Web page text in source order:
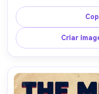
geométricas
chão de tabuleiro de
sugerida com
azeitona, mostarda e
com ligeiro erro de
meio tom de bom
título superior e
vibe publicitária
profundidade
Criar